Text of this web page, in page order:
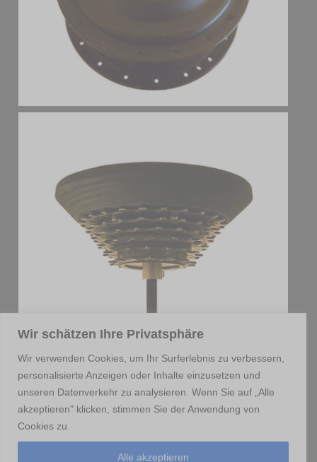
Wir schätzen Ihre Privatsphäre
Wir verwenden Cookies, um Ihr Surferlebnis zu verbessern,
personalisierte Anzeigen oder Inhalte einzusetzen und
unseren Datenverkehr zu analysieren. Wenn Sie auf „Alle
akzeptieren" klicken, stimmen Sie der Anwendung von
Cookies zu.
Alle akzeptieren
Instagram Impressum